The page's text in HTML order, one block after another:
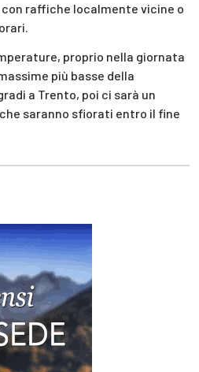
raffiche localmente vicine o
proprio nella giornata
più basse della
a Trento, poi ci sarà un
saranno sfiorati entro il fine